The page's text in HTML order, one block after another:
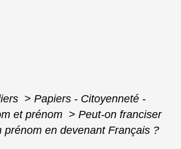
> Papiers - Citoyenneté -
et prénom > Peut-on franciser
prénom en devenant Français ?